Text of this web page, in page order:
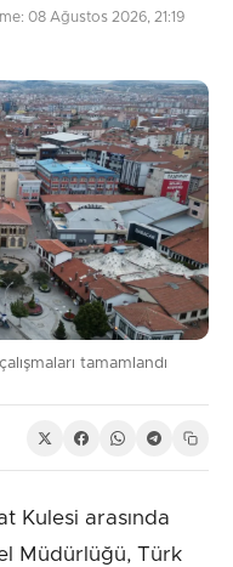
08 Ağustos 2026, 21:19
tamamlandı
Kulesi arasında
Müdürlüğü, Türk